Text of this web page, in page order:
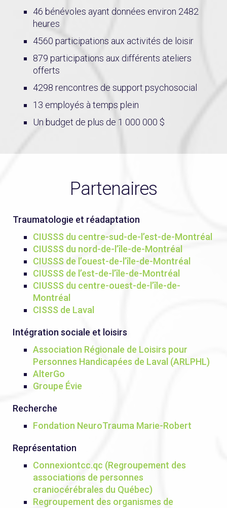
46 bénévoles ayant données environ 2482
heures
4560 participations aux activités de loisir
879 participations aux différents ateliers
offerts
4298 rencontres de support psychosocial
13 employés à temps plein
Un budget de plus de 1 000 000 $
Partenaires
Traumatologie et réadaptation
CIUSSS du centre-sud-de-l’est-de-Montréal
CIUSSS du nord-de-l’île-de-Montréal
CIUSSS de l’ouest-de-l’île-de-Montréal
CIUSSS de l’est-de-l’île-de-Montréal
CIUSSS du centre-ouest-de-l’île-de-
Montréal
CISSS de Laval
Intégration sociale et loisirs
Association Régionale de Loisirs pour
Personnes Handicapées de Laval (ARLPHL)
AlterGo
Groupe Évie
Recherche
Fondation NeuroTrauma Marie-Robert
Représentation
Connexiontcc.qc (Regroupement des
associations de personnes
craniocérébrales du Québec)
Regroupement des organismes de